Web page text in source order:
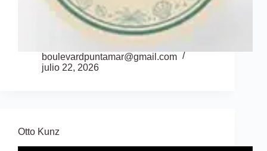
boulevardpuntamar@gmail.com
julio 22, 2026
Otto Kunz